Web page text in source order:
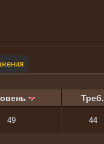
Треб.
49 44